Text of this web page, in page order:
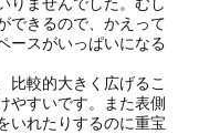
できるので、かえって
ースがいっぱいになる
比較的大きく広げるこ
やすいです。また表側
いれたりするのに重宝